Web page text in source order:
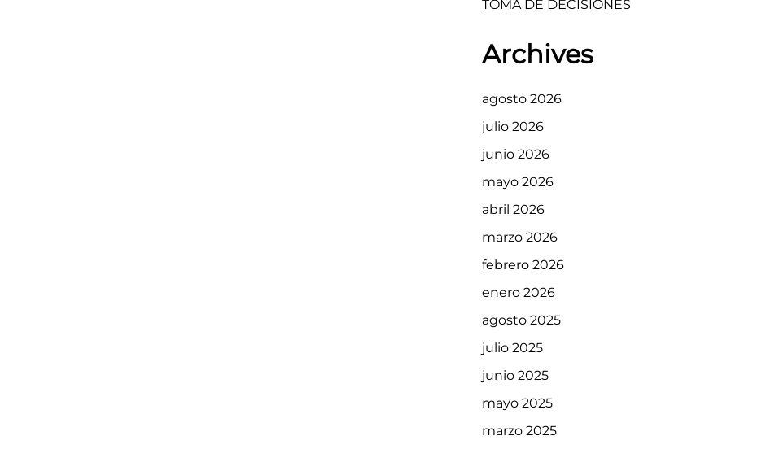
TOMA DE DECISIONES
Archives
agosto 2026
julio 2026
junio 2026
mayo 2026
abril 2026
marzo 2026
febrero 2026
enero 2026
agosto 2025
julio 2025
junio 2025
mayo 2025
marzo 2025